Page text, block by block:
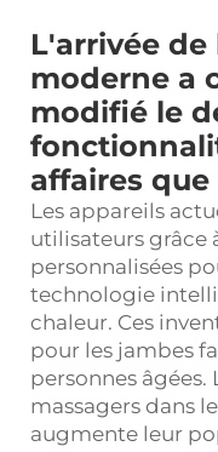
L'arrivée
moderne a
modifié le
affaires
Les appareils
utilisateurs grâce
personnalisées
technologie
chaleur. Ces
pour les jambes
personnes
massagers dans
augmente leur